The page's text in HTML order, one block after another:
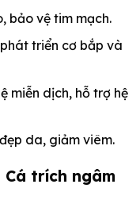
bảo vệ tim mạch.
triển cơ bắp và
miễn dịch, hỗ trợ hệ
da, giảm viêm.
trích ngâm